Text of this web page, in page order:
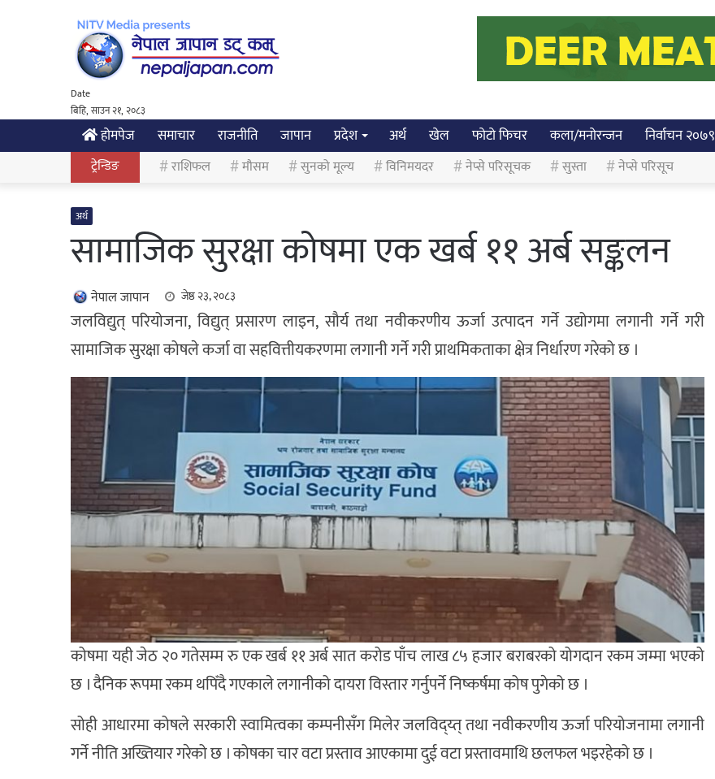
Date
बिहि, साउन २१, २०८३
होमपेज समाचार राजनीति जापान प्रदेश अर्थ खेल फोटो फिचर कला/मनोरन्जन निर्वाचन २०७९
ट्रेन्डिङ राशिफल मौसम सुनको मूल्य विनिमयदर नेप्से परिसूचक सुस्ता नेप्से परिसूच
अर्थ
सामाजिक सुरक्षा कोषमा एक खर्ब ११ अर्ब सङ्कलन
नेपाल जापान जेष्ठ २३, २०८३
जलविद्युत् परियोजना, विद्युत् प्रसारण लाइन, सौर्य तथा नवीकरणीय ऊर्जा उत्पादन गर्ने उद्योगमा लगानी गर्ने गरी
सामाजिक सुरक्षा कोषले कर्जा वा सहवित्तीयकरणमा लगानी गर्ने गरी प्राथमिकताका क्षेत्र निर्धारण गरेको छ ।
कोषमा यही जेठ २० गतेसम्म रु एक खर्ब ११ अर्ब सात करोड पाँच लाख ८५ हजार बराबरको योगदान रकम जम्मा भएको
छ । दैनिक रूपमा रकम थपिँदै गएकाले लगानीको दायरा विस्तार गर्नुपर्ने निष्कर्षमा कोष पुगेको छ ।
सोही आधारमा कोषले सरकारी स्वामित्वका कम्पनीसँग मिलेर जलविद्य्त् तथा नवीकरणीय ऊर्जा परियोजनामा लगानी
गर्ने नीति अख्तियार गरेको छ । कोषका चार वटा प्रस्ताव आएकामा दुई वटा प्रस्तावमाथि छलफल भइरहेको छ ।